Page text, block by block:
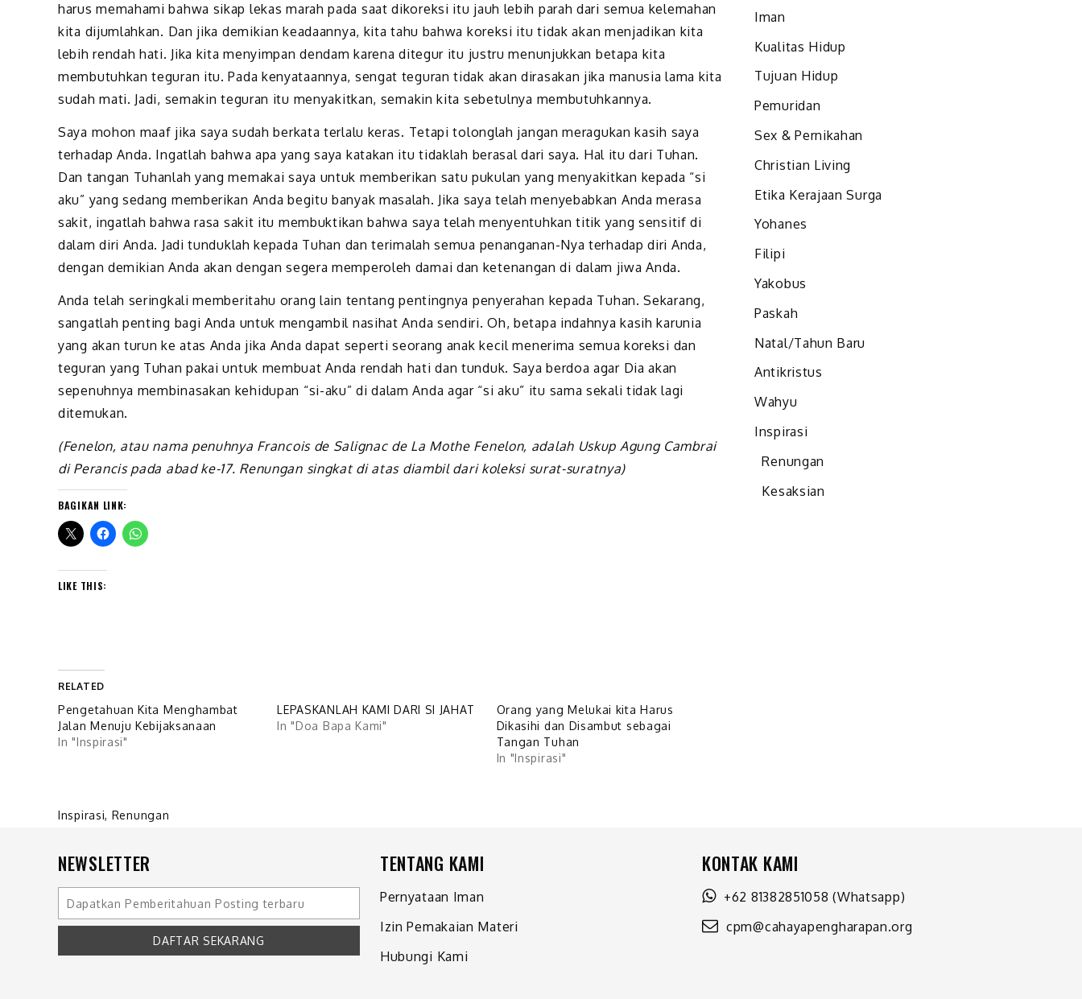
harus memahami bahwa sikap lekas marah pada saat dikoreksi itu jauh lebih parah dari semua kelemahan
kita dijumlahkan. Dan jika demikian keadaannya, kita tahu bahwa koreksi itu tidak akan menjadikan kita
lebih rendah hati. Jika kita menyimpan dendam karena ditegur itu justru menunjukkan betapa kita
membutuhkan teguran itu. Pada kenyataannya, sengat teguran tidak akan dirasakan jika manusia lama kita
sudah mati. Jadi, semakin teguran itu menyakitkan, semakin kita sebetulnya membutuhkannya.
Saya mohon maaf jika saya sudah berkata terlalu keras. Tetapi tolonglah jangan meragukan kasih saya
terhadap Anda. Ingatlah bahwa apa yang saya katakan itu tidaklah berasal dari saya. Hal itu dari Tuhan.
Dan tangan Tuhanlah yang memakai saya untuk memberikan satu pukulan yang menyakitkan kepada “si
aku” yang sedang memberikan Anda begitu banyak masalah. Jika saya telah menyebabkan Anda merasa
sakit, ingatlah bahwa rasa sakit itu membuktikan bahwa saya telah menyentuhkan titik yang sensitif di
dalam diri Anda. Jadi tunduklah kepada Tuhan dan terimalah semua penanganan-Nya terhadap diri Anda,
dengan demikian Anda akan dengan segera memperoleh damai dan ketenangan di dalam jiwa Anda.
Anda telah seringkali memberitahu orang lain tentang pentingnya penyerahan kepada Tuhan. Sekarang,
sangatlah penting bagi Anda untuk mengambil nasihat Anda sendiri. Oh, betapa indahnya kasih karunia
yang akan turun ke atas Anda jika Anda dapat seperti seorang anak kecil menerima semua koreksi dan
teguran yang Tuhan pakai untuk membuat Anda rendah hati dan tunduk. Saya berdoa agar Dia akan
sepenuhnya membinasakan kehidupan “si-aku” di dalam Anda agar “si aku” itu sama sekali tidak lagi
ditemukan.
(Fenelon, atau nama penuhnya Francois de Salignac de La Mothe Fenelon, adalah Uskup Agung Cambrai
di Perancis pada abad ke-17. Renungan singkat di atas diambil dari koleksi surat-suratnya)
BAGIKAN LINK:
LIKE THIS:
RELATED
Pengetahuan Kita Menghambat
Jalan Menuju Kebijaksanaan
In "Inspirasi"
LEPASKANLAH KAMI DARI SI JAHAT
In "Doa Bapa Kami"
Orang yang Melukai kita Harus
Dikasihi dan Disambut sebagai
Tangan Tuhan
In "Inspirasi"
Inspirasi, Renungan
Iman
Kualitas Hidup
Tujuan Hidup
Pemuridan
Sex & Pernikahan
Christian Living
Etika Kerajaan Surga
Yohanes
Filipi
Yakobus
Paskah
Natal/Tahun Baru
Antikristus
Wahyu
Inspirasi
Renungan
Kesaksian
NEWSLETTER TENTANG KAMI
Pernyataan Iman
Izin Pemakaian Materi
Hubungi Kami
KONTAK KAMI
+62 81382851058 (Whatsapp)
cpm@cahayapengharapan.org